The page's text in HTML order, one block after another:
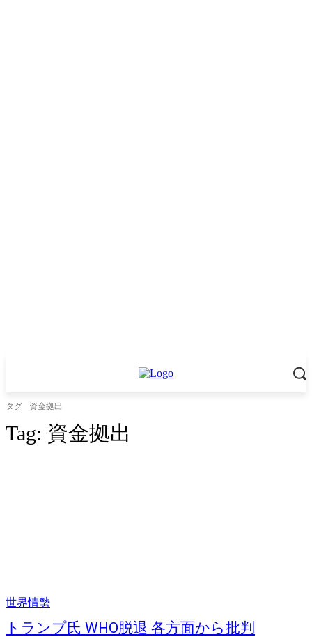
タグ 資金拠出
Tag: 資金拠出
世界情勢
トランプ氏 WHO脱退 各方面から批判